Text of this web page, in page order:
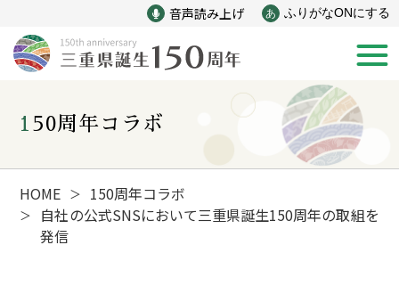
音声読み上げ あ ふりがなONにする
新着情報
みえ150年の歩み
災害
150周年コラボ
HOME ＞ 150周年コラボ
＞
自社の公式SNSにおいて三重県誕生150周年の取組を
発信